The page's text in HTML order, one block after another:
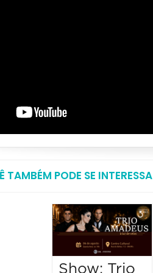
TAMBÉM PODE SE
Show: Trio